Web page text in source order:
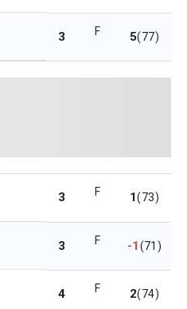
3 F 5(77)
3 F 1(73)
3 F -1(71)
4 F 2(74)